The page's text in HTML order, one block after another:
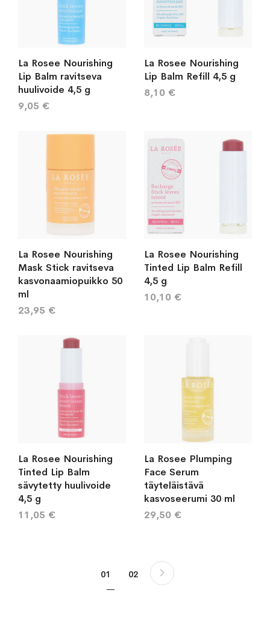
La Rosee Nourishing
Lip Balm ravitseva
huulivoide 4,5 g
9,05 €
La Rosee Nourishing
Lip Balm Refill 4,5 g
8,10 €
La Rosee Nourishing
Mask Stick ravitseva
kasvonaamiopuikko 50
ml
23,95 €
La Rosee Nourishing
Tinted Lip Balm Refill
4,5 g
10,10 €
La Rosee Nourishing
Tinted Lip Balm
sävytetty huulivoide
4,5 g
11,05 €
La Rosee Plumping
Face Serum
täyteläistävä
kasvoseerumi 30 ml
29,50 €
You're currently reading page
01 Sivu
02 Sivu
Seuraava